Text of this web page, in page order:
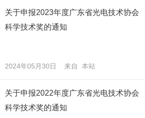
关于申报2023年度广东省光电技术协会
科学技术奖的通知
2024年05月30日 来自 本站
关于申报2022年度广东省光电技术协会
科学技术奖的通知